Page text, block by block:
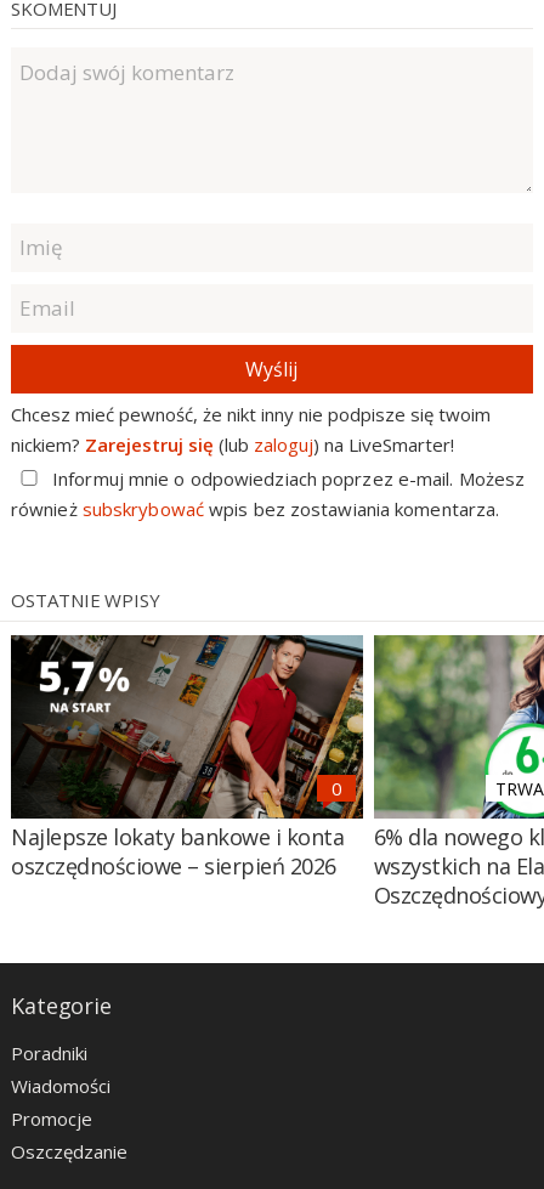
SKOMENTUJ
Wyślij
Chcesz mieć pewność, że nikt inny nie podpisze się twoim
nickiem? Zarejestruj się (lub zaloguj) na LiveSmarter!
Informuj mnie o odpowiedziach poprzez e-mail. Możesz
również subskrybowaćwpis bez zostawiania komentarza.
OSTATNIE WPISY
Najlepsze lokaty bankowe i konta
oszczędnościowe – sierpień 2026
6% dla nowego
wszystkich na
Kategorie
Poradniki
Wiadomości
Promocje
Oszczędzanie